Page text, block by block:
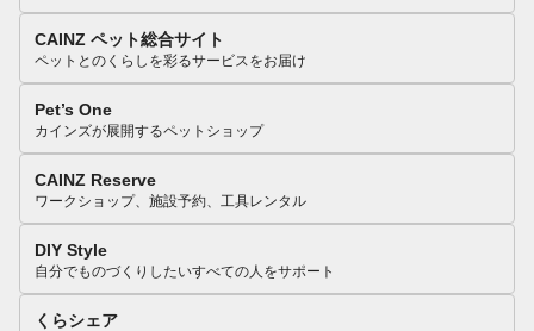
CAINZ ペット総合サイト
ペットとのくらしを彩るサービスをお届け
Pet’s One
カインズが展開するペットショップ
CAINZ Reserve
ワークショップ、施設予約、工具レンタル
DIY Style
自分でものづくりしたいすべての人をサポート
くらシェア